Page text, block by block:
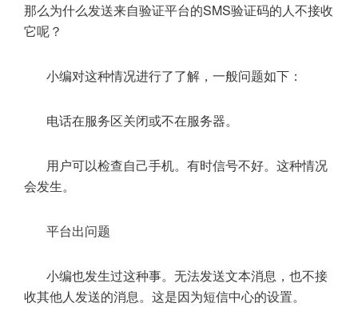
那么为什么发送来自验证平台的SMS验证码的人不接收
它呢？
小编对这种情况进行了了解，一般问题如下：
电话在服务区关闭或不在服务器。
用户可以检查自己手机。有时信号不好。这种情况
会发生。
平台出问题
小编也发生过这种事。无法发送文本消息，也不接
收其他人发送的消息。这是因为短信中心的设置。